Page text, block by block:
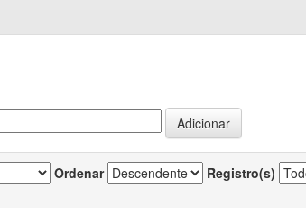
Ordenar Registro(s)